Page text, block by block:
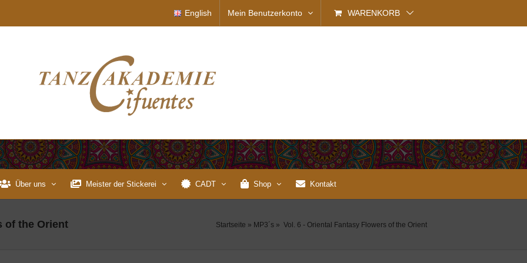
English Mein Benutzerkonto WARENKORB
Über uns Meister der Stickerei CADT Shop Kontakt
of the Orient Startseite » MP3´s » Vol. 6 - Oriental Fantasy Flowers of the Orient